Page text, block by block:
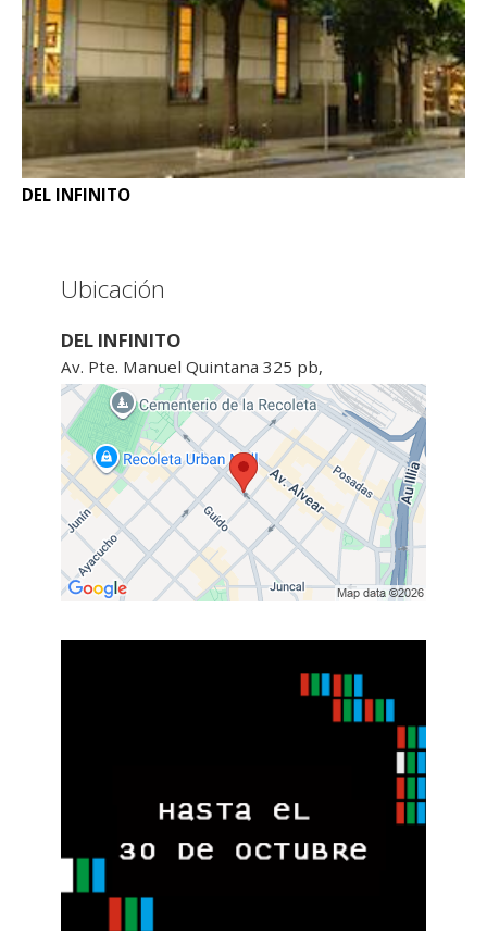
DEL INFINITO
Ubicación
DEL INFINITO
Av. Pte. Manuel Quintana 325 pb,